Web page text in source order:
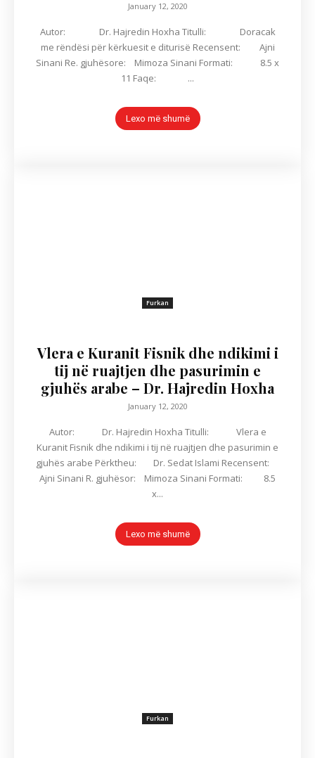
January 12, 2020
Autor: Dr. Hajredin Hoxha Titulli: Doracak
me rëndësi për kërkuesit e diturisë Recensent: Ajni
Sinani Re. gjuhësore: Mimoza Sinani Formati: 8.5 x
11 Faqe: ...
Lexo më shumë
Furkan
Vlera e Kuranit Fisnik dhe ndikimi i
tij në ruajtjen dhe pasurimin e
gjuhës arabe – Dr. Hajredin Hoxha
January 12, 2020
Autor: Dr. Hajredin Hoxha Titulli: Vlera e
Kuranit Fisnik dhe ndikimi i tij në ruajtjen dhe pasurimin e
gjuhës arabe Përktheu: Dr. Sedat Islami Recensent:
Ajni Sinani R. gjuhësor: Mimoza Sinani Formati: 8.5
x...
Lexo më shumë
Furkan